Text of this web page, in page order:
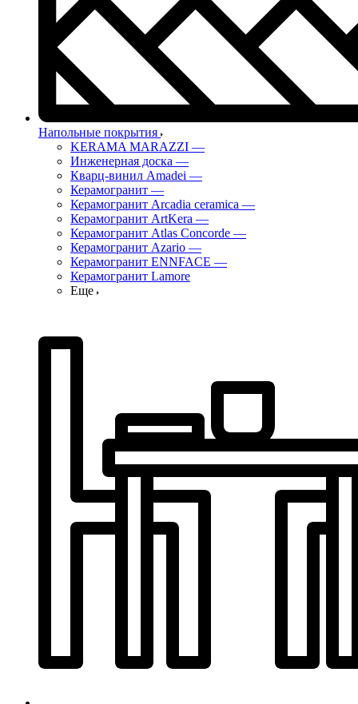
Напольные покрытия
KERAMA MARAZZI —
Инженерная доска —
Кварц-винил Amadei —
Керамогранит —
Керамогранит Arcadia ceramica —
Керамогранит ArtKera —
Керамогранит Atlas Concorde —
Керамогранит Azario —
Керамогранит ENNFACE —
Керамогранит Lamore
Еще